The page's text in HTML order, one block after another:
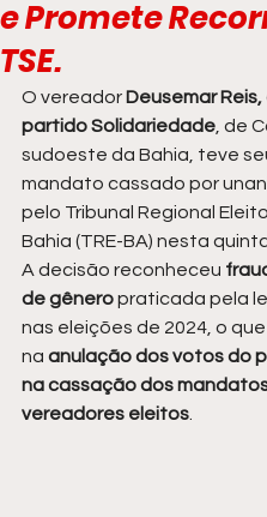
e Promete
TSE.
O vereador Deusemar Reis,
partido Solidariedade , de
sudoeste da Bahia, teve
mandato cassado por
pelo Tribunal Regional
Bahia (TRE-BA) nesta
A decisão reconheceu
de gênero praticada pela
nas eleições de 2024, o
na anulação dos votos do
na cassação dos
vereadores eleitos